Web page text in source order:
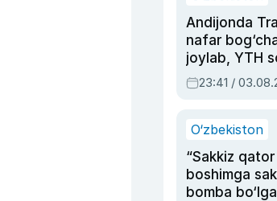
Andijonda
nafar
joylab, YTH
ayolga sud
23:41 /
O‘zbekiston
“Sakkiz qator
boshimga
bomba